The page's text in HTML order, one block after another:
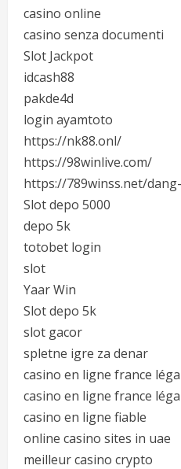
casino online
casino senza documenti
Slot Jackpot
idcash88
pakde4d
login ayamtoto
https://nk88.onl/
https://98winlive.com/
https://789winss.net/
Slot depo 5000
depo 5k
totobet login
slot
Yaar Win
Slot depo 5k
slot gacor
spletne igre za denar
casino en ligne france
casino en ligne france
casino en ligne fiable
online casino sites in uae
meilleur casino crypto